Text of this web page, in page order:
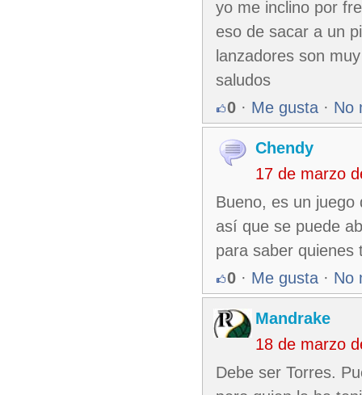
yo me inclino por
eso de sacar a un
lanzadores son
saludos
0 · Me gusta · No
Chendy
17 de marzo
Bueno, es un
así que se puede
para saber quienes
0 · Me gusta · No
Mandrake
18 de marzo
Debe ser Torres.